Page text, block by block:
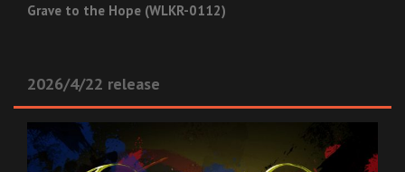
Grave to the Hope (WLKR-0112)
2026/4/22 release